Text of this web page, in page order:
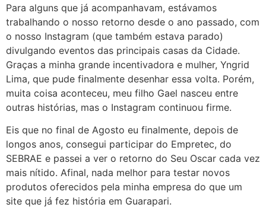
Para alguns que já acompanhavam, estávamos
trabalhando o nosso retorno desde o ano passado, com
o nosso Instagram (que também estava parado)
divulgando eventos das principais casas da Cidade.
Graças a minha grande incentivadora e mulher, Yngrid
Lima, que pude finalmente desenhar essa volta. Porém,
muita coisa aconteceu, meu filho Gael nasceu entre
outras histórias, mas o Instagram continuou firme.
Eis que no final de Agosto eu finalmente, depois de
longos anos, consegui participar do Empretec, do
SEBRAE e passei a ver o retorno do Seu Oscar cada vez
mais nítido. Afinal, nada melhor para testar novos
produtos oferecidos pela minha empresa do que um
site que já fez história em Guarapari.